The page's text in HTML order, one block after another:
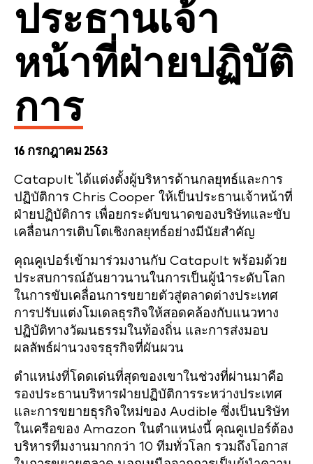
ประธานเจ้า
หน้าที่ฝ่ายปฏิบัติ
การ
16 กรกฎาคม 2563
Catapult ได้แต่งตั้งผู้บริหารด้านกลยุทธ์และการ
ปฏิบัติการ Chris Cooper ให้เป็นประธานเจ้าหน้าที่
ฝ่ายปฏิบัติการ เพื่อยกระดับขนาดของบริษัทและขับ
เคลื่อนการเติบโตเชิงกลยุทธ์อย่างมีนัยสำคัญ
คุณคูเปอร์เข้ามาร่วมงานกับ Catapult พร้อมด้วย
ประสบการณ์อันยาวนานในการเป็นผู้นำระดับโลก
ในการขับเคลื่อนการขยายตัวสู่ตลาดต่างประเทศ
การปรับแต่งโมเดลธุรกิจให้สอดคล้องกับแนวทาง
ปฏิบัติทางวัฒนธรรมในท้องถิ่น และการส่งมอบ
ผลลัพธ์ผ่านวงจรธุรกิจที่ผันผวน
ตำแหน่งที่โดดเด่นที่สุดของเขาในช่วงที่ผ่านมาคือ
รองประธานบริหารฝ่ายปฏิบัติการระหว่างประเทศ
และการขยายธุรกิจใหม่ของ Audible ซึ่งเป็นบริษัท
ในเครือของ Amazon ในตำแหน่งนี้ คุณคูเปอร์ต้อง
บริหารทีมงานมากกว่า 10 ทีมทั่วโลก รวมถึงโอกาส